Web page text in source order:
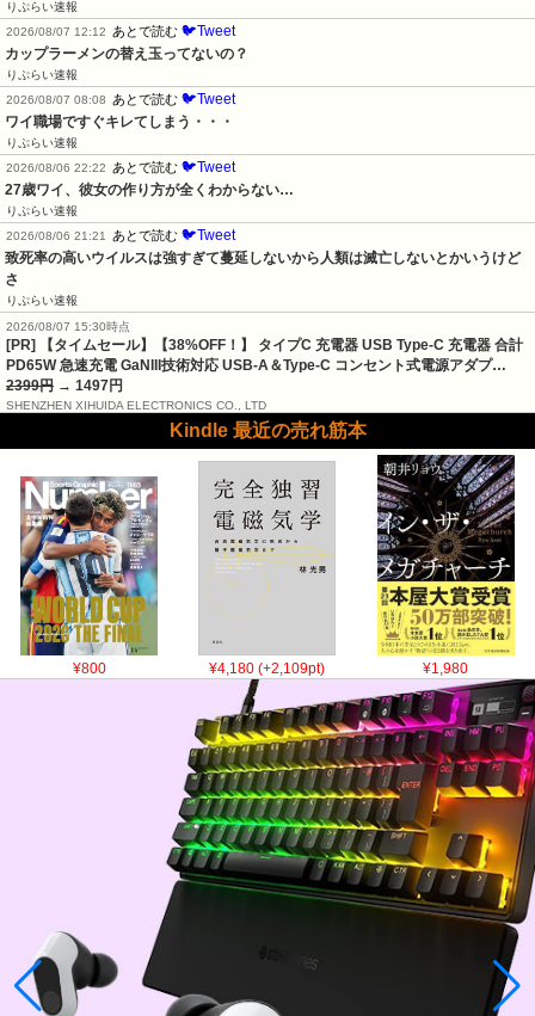
りぷらい速報
2026/08/07 12:12
あとで読む 🐦Tweet
カップラーメンの替え玉ってないの？
りぷらい速報
2026/08/07 08:08
あとで読む 🐦Tweet
ワイ職場ですぐキレてしまう・・・
りぷらい速報
2026/08/06 22:22
あとで読む 🐦Tweet
27歳ワイ、彼女の作り方が全くわからない…
りぷらい速報
2026/08/06 21:21
あとで読む 🐦Tweet
致死率の高いウイルスは強すぎて蔓延しないから人類は滅亡しないとかいうけど
さ
りぷらい速報
2026/08/07 15:30時点
[PR] 【タイムセール】【38%OFF！】 タイプC 充電器 USB Type-C 充電器 合計
PD65W 急速充電 GaNIII技術対応 USB-A＆Type-C コンセント式電源アダプ…
2399円 → 1497円
SHENZHEN XIHUIDA ELECTRONICS CO., LTD
Kindle 最近の売れ筋本
¥800 ¥4,180 (+2,109pt) ¥1,980